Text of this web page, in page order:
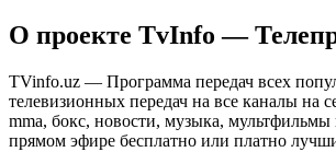
О проекте TvInfo —
TVinfo.uz — Программа передач всех
телевизионных передач на все каналы на
mma, бокс, новости, музыка, мультфильмы
прямом эфире бесплатно или платно